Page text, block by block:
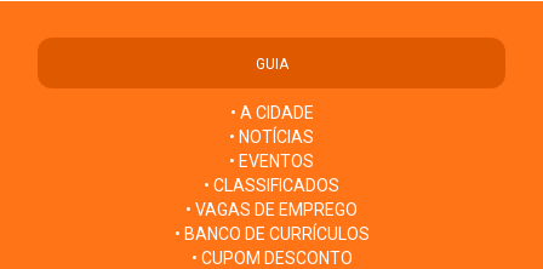
GUIA
• A CIDADE
• NOTÍCIAS
• EVENTOS
• CLASSIFICADOS
• VAGAS DE EMPREGO
• BANCO DE CURRÍCULOS
• CUPOM DESCONTO